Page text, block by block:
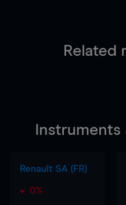
Related
Instruments
Renault SA (FR)
0%